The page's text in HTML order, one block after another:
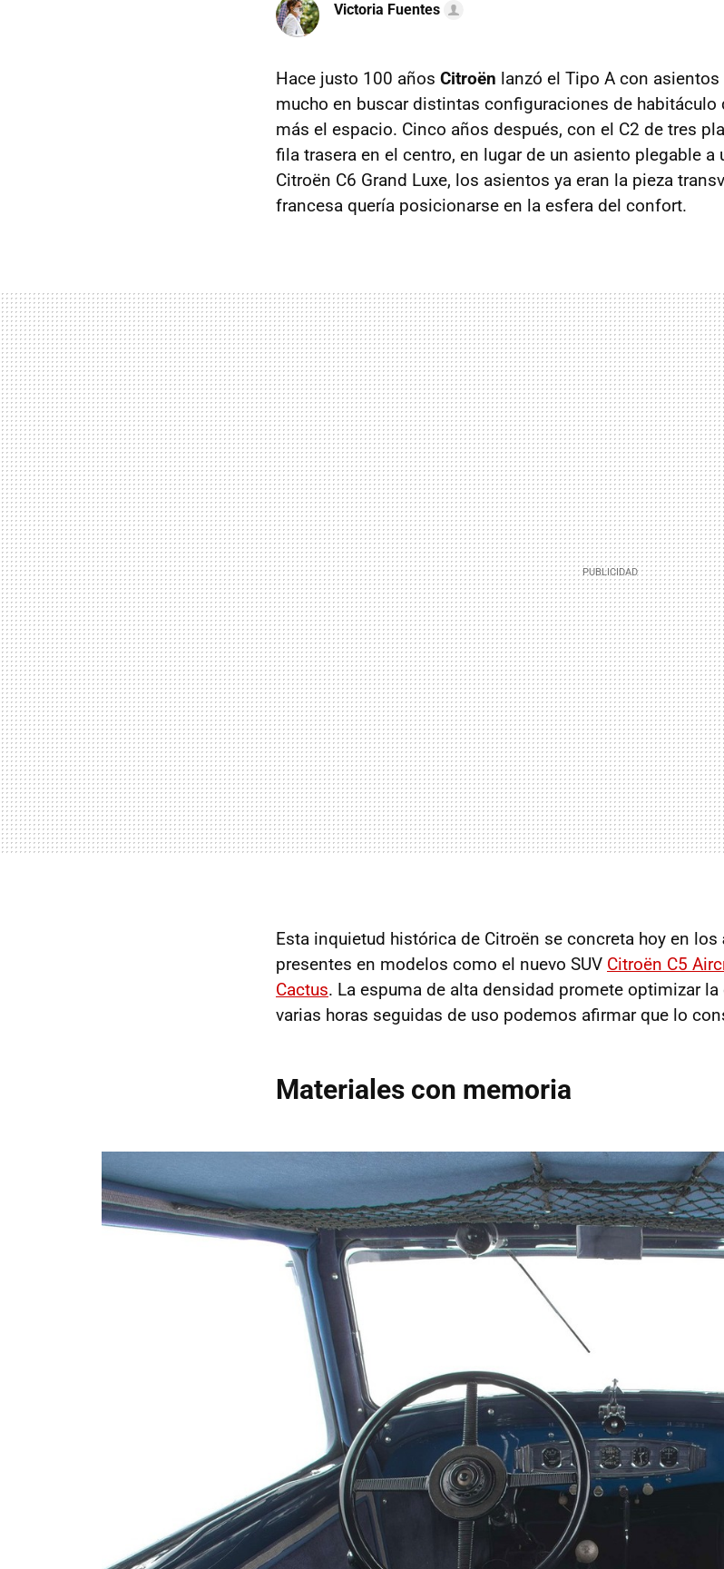
Victoria Fuentes
Hace justo 100 años Citroën lanzó el Tipo A con
mucho en buscar distintas configuraciones de habitáculo
más el espacio. Cinco años después, con el C2 de tres
fila trasera en el centro, en lugar de un asiento plegable a
Citroën C6 Grand Luxe, los asientos ya eran la pieza
francesa quería posicionarse en la esfera del confort.
Esta inquietud histórica de Citroën se concreta hoy en los
presentes en modelos como el nuevo SUV Citroën C5
Cactus. La espuma de alta densidad promete optimizar
varias horas seguidas de uso podemos afirmar que lo
Materiales con memoria